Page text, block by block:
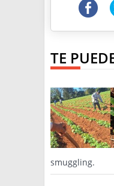
TE
smuggling.